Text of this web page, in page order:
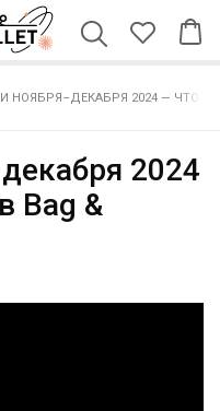
НОЯБРЯ–ДЕКАБРЯ 2024 — ЧТО
2024
Bag &